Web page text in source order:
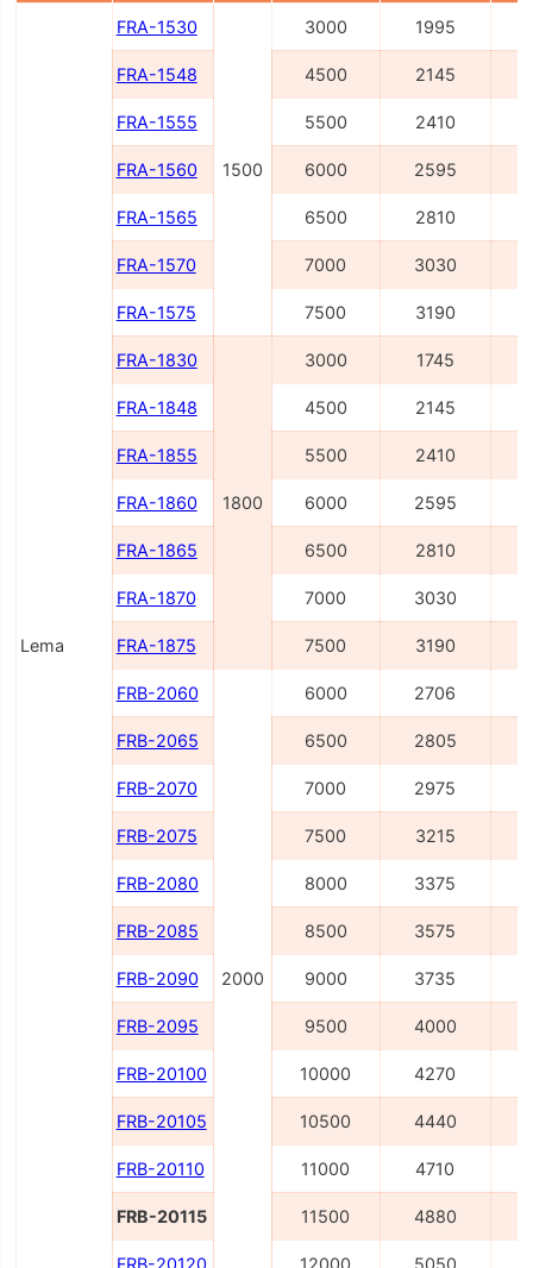
Lema
FRA-1530
1500
3000 1995
FRA-1548 4500 2145
FRA-1555 5500 2410
FRA-1560 6000 2595
FRA-1565 6500 2810
FRA-1570 7000 3030
FRA-1575 7500 3190
FRA-1830
1800
3000 1745
FRA-1848 4500 2145
FRA-1855 5500 2410
FRA-1860 6000 2595
FRA-1865 6500 2810
FRA-1870 7000 3030
FRA-1875 7500 3190
FRB-2060
2000
6000 2706
FRB-2065 6500 2805
FRB-2070 7000 2975
FRB-2075 7500 3215
FRB-2080 8000 3375
FRB-2085 8500 3575
FRB-2090 9000 3735
FRB-2095 9500 4000
FRB-20100 10000 4270
FRB-20105 10500 4440
FRB-20110 11000 4710
FRB-20115 11500 4880
FRB-20120 12000 5050